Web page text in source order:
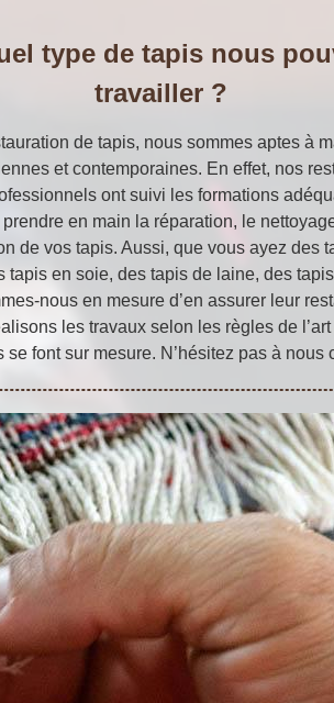
type de tapis nous
travailler ?
de tapis, nous sommes aptes à
et contemporaines. En effet, nos
ont suivi les formations
en main la réparation, le
de vos tapis. Aussi, que vous ayez des
tapis en soie, des tapis de laine, des
nous en mesure d’en assurer leur
les travaux selon les règles de
se font sur mesure. N’hésitez pas à nous